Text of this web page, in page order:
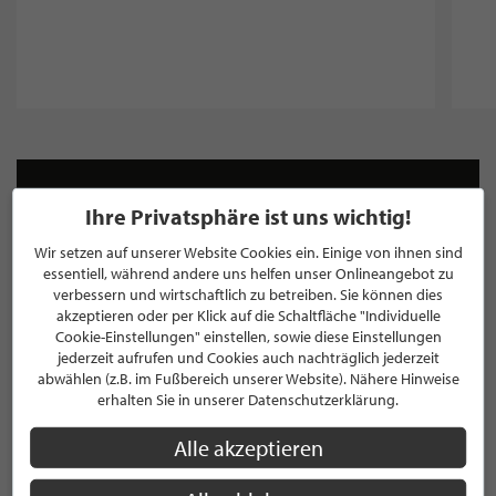
NEWSLETTER
Bleiben Sie immer UP TO DATE! Melden Sie sich jetzt für
unseren STILPUNKTE®-Newsletter an und profitieren Sie
von exklusiven Neuigkeiten, Trendsund Angeboten
Mit der Anmeldung für unseren Newsletter stimmen Sie
unserenDatenschutzbestimmungenzu. EineAbmeldung
ist jederzeit möglich.
Ihre Privatsphäre ist uns wichtig!
Wir setzen auf unserer Website Cookies ein. Einige von ihnen sind
essentiell, während andere uns helfen unser Onlineangebot zu
verbessern und wirtschaftlich zu betreiben. Sie können dies
akzeptieren oder per Klick auf die Schaltfläche "Individuelle
Cookie-Einstellungen" einstellen, sowie diese Einstellungen
jederzeit aufrufen und Cookies auch nachträglich jederzeit
abwählen (z.B. im Fußbereich unserer Website). Nähere Hinweise
erhalten Sie in unserer Datenschutzerklärung.
Alle akzeptieren